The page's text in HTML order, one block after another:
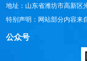
地址：山东省潍坊市高新区
特别声明：网站部分内容来
公众号